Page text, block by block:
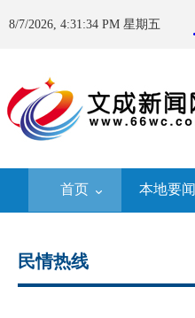
8/7/2026, 4:31:34 PM 星期五
首页 本地要闻
民情热线